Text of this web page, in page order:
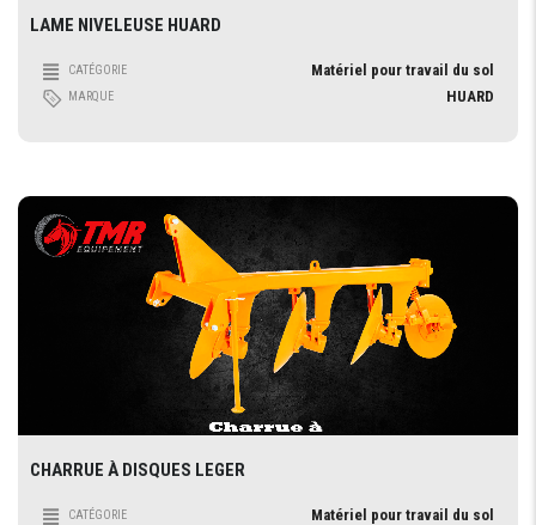
LAME NIVELEUSE HUARD
CATÉGORIE Matériel pour travail du sol
MARQUE HUARD
CHARRUE À DISQUES LEGER
CATÉGORIE Matériel pour travail du sol